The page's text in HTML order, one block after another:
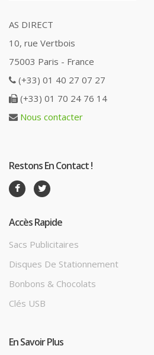
AS DIRECT
10, rue Vertbois
75003 Paris - France
(+33) 01 40 27 07 27
(+33) 01 70 24 76 14
Nous contacter
Restons En Contact !
Accès Rapide
Sacs Publicitaires
Disques De Stationnement
Bonbons & Chocolats
Clés USB
En Savoir Plus